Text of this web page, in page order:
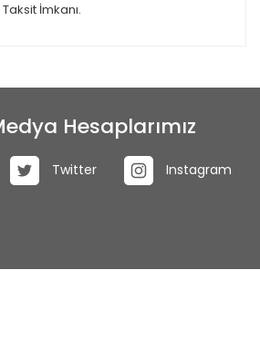
Taksit İmkanı.
Hesaplarımız
Twitter Instagram